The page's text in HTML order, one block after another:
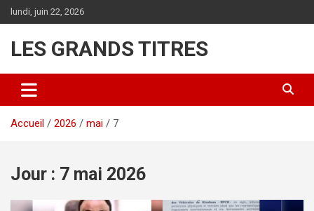
Aller
au
lundi, juin 22, 2026
LES GRANDS TITRES
Accueil 2026 mai 7
Jour : 7 mai 2026